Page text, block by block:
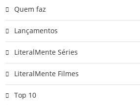
Quem faz
Lançamentos
LiteralMente Séries
LiteralMente Filmes
Top 10